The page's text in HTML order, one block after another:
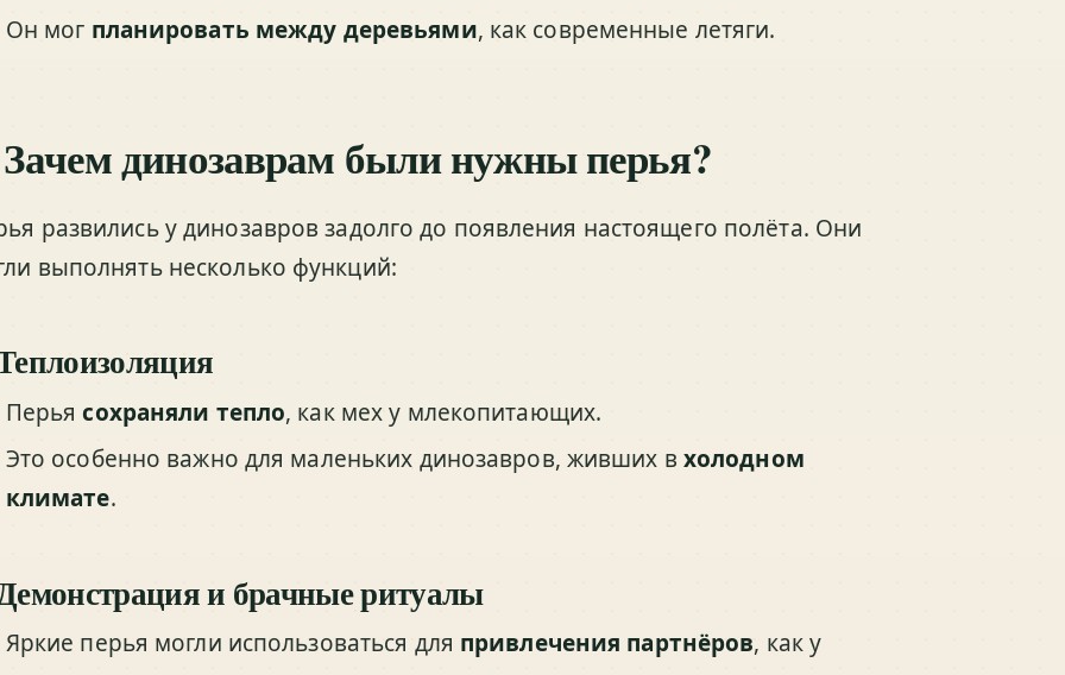
Он мог планировать между деревьями, как современные летяги.
динозаврам были нужны перья?
развились у динозавров задолго до появления настоящего полёта. Они
выполнять несколько функций:
Перьясохраняли тепло, как мех у млекопитающих.
Это особенно важно для маленьких динозавров, живших в холодном
климате.
и брачные ритуалы
Яркие перья могли использоваться для привлечения партнёров, как у